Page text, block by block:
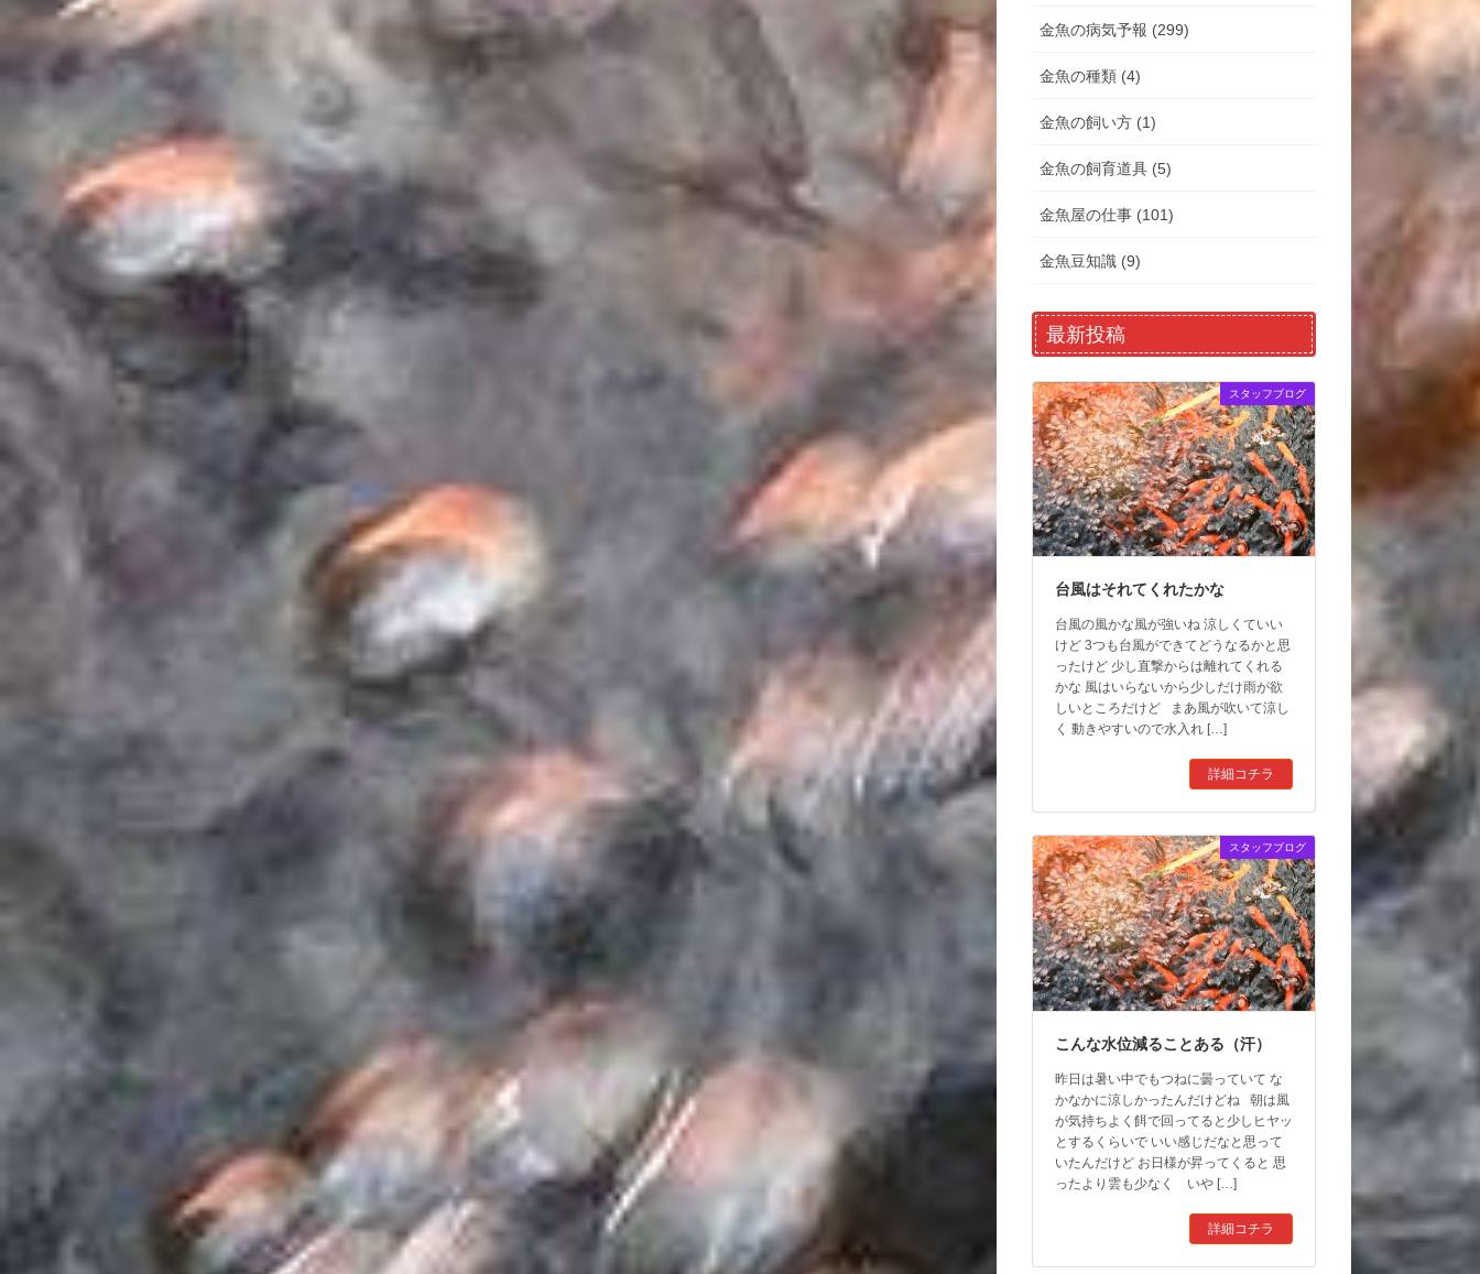
金魚の病気予報 (299)
金魚の種類 (4)
金魚の飼い方 (1)
金魚の飼育道具 (5)
金魚屋の仕事 (101)
金魚豆知識 (9)
最新投稿
スタッフブログ
台風はそれてくれたかな
台風の風かな風が強いね 涼しくていい
けど 3つも台風ができてどうなるかと思
ったけど 少し直撃からは離れてくれる
かな 風はいらないから少しだけ雨が欲
しいところだけど まあ風が吹いて涼し
く 動きやすいので水入れ […]
詳細コチラ
スタッフブログ
こんな水位減ることある（汗）
昨日は暑い中でもつねに曇っていて な
かなかに涼しかったんだけどね 朝は風
が気持ちよく餌で回ってると少しヒヤッ
とするくらいで いい感じだなと思って
いたんだけど お日様が昇ってくると 思
ったより雲も少なく いや […]
詳細コチラ